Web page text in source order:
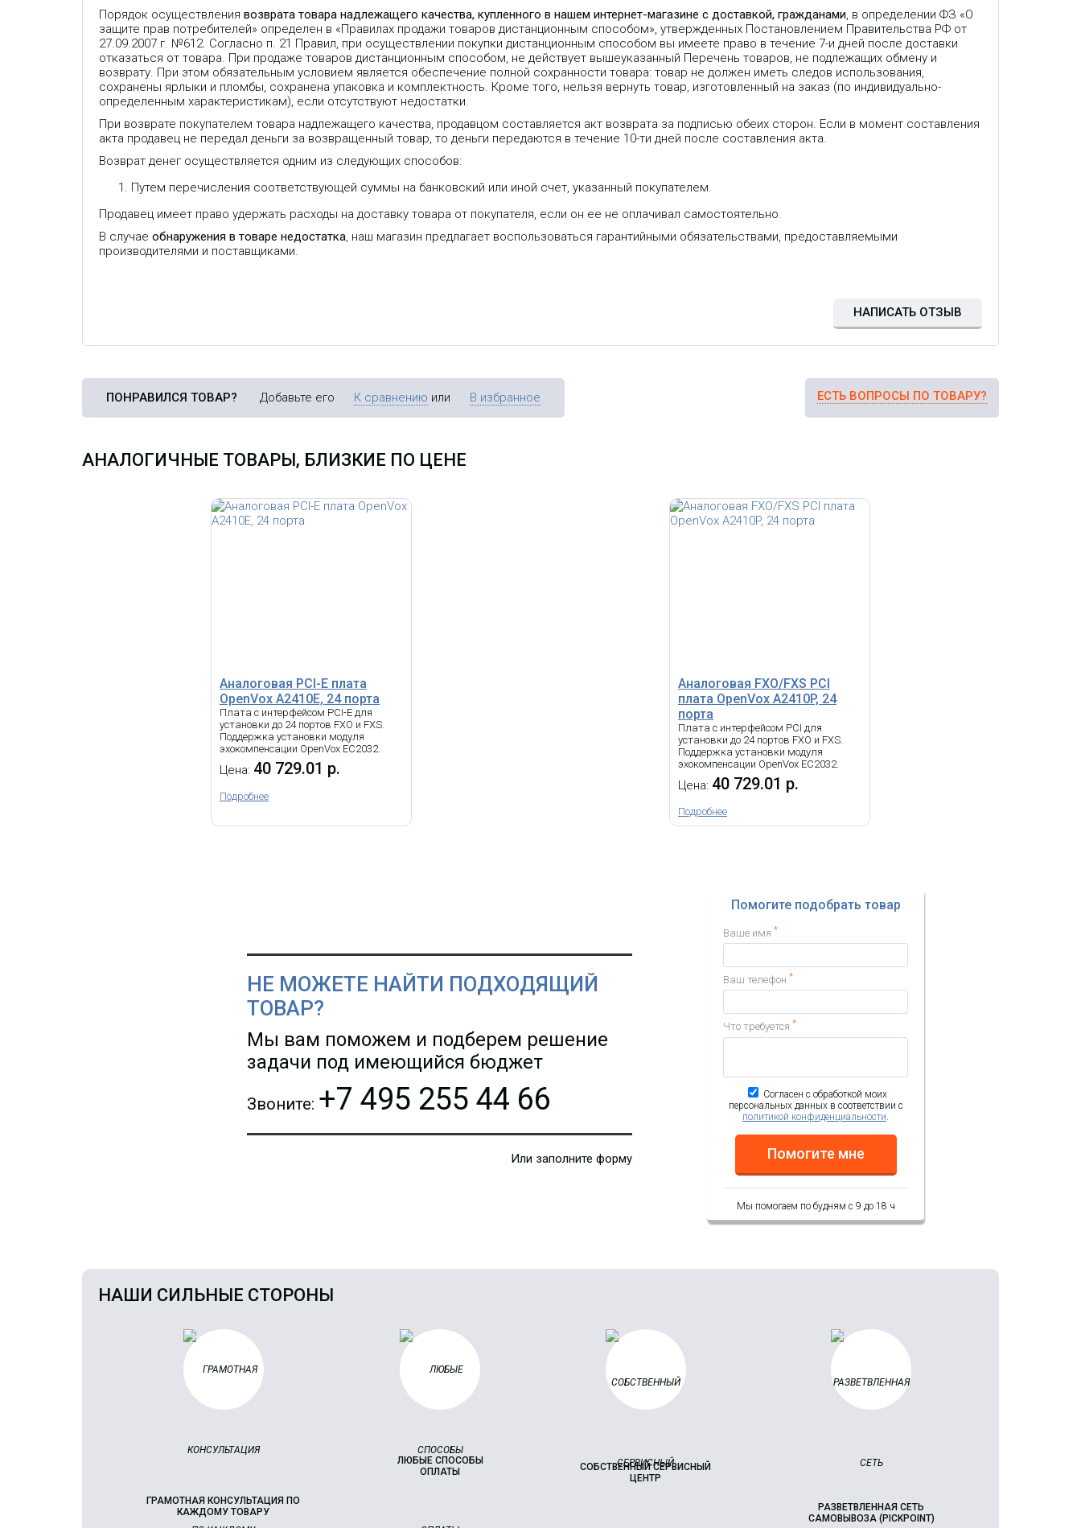
Порядок осуществления возврата товара надлежащего качества, купленного в нашем интернет-магазине с доставкой, гражданами , в определении ФЗ «О
защите прав потребителей» определен в «Правилах продажи товаров дистанционным способом», утвержденных Постановлением Правительства РФ от
27.09.2007 г. №612. Согласно п. 21 Правил, при осуществлении покупки дистанционным способом вы имеете право в течение 7-и дней после доставки
отказаться от товара. При продаже товаров дистанционным способом, не действует вышеуказанный Перечень товаров, не подлежащих обмену и
возврату. При этом обязательным условием является обеспечение полной сохранности товара: товар не должен иметь следов использования,
сохранены ярлыки и пломбы, сохранена упаковка и комплектность. Кроме того, нельзя вернуть товар, изготовленный на заказ (по индивидуально-
определенным характеристикам), если отсутствуют недостатки.
При возврате покупателем товара надлежащего качества, продавцом составляется акт возврата за подписью обеих сторон. Если в момент составления
акта продавец не передал деньги за возвращенный товар, то деньги передаются в течение 10-ти дней после составления акта.
Возврат денег осуществляется одним из следующих способов:
Путем перечисления соответствующей суммы на банковский или иной счет, указанный покупателем.
Продавец имеет право удержать расходы на доставку товара от покупателя, если он ее не оплачивал самостоятельно.
В случае обнаружения в товаре недостатка , наш магазин предлагает воспользоваться гарантийными обязательствами, предоставляемыми
производителями и поставщиками.
НАПИСАТЬ ОТЗЫВ
ПОНРАВИЛСЯ ТОВАР? Добавьте его К сравнению или В избранное ЕСТЬ ВОПРОСЫ ПО ТОВАРУ?
АНАЛОГИЧНЫЕ ТОВАРЫ, БЛИЗКИЕ ПО ЦЕНЕ
Аналоговая PCI-E плата
OpenVox A2410E, 24 порта
Плата с интерфейсом PCI-Е для
установки до 24 портов FXO и FXS.
Поддержка установки модуля
эхокомпенсации OpenVox EC2032.
Цена: 40 729.01 р.
Подробнее
Аналоговая FXO/FXS PCI
плата OpenVox A2410P, 24
порта
Плата с интерфейсом PCI для
установки до 24 портов FXO и FXS.
Поддержка установки модуля
эхокомпенсации OpenVox EC2032.
Цена: 40 729.01 р.
Подробнее
НЕ МОЖЕТЕ НАЙТИ ПОДХОДЯЩИЙ
ТОВАР?
Мы вам поможем и подберем решение
задачи под имеющийся бюджет
Звоните: +7 495 255 44 66
Или заполните форму
Помогите подобрать товар
Ваше имя *
Ваш телефон *
Что требуется *
Согласен с обработкой моих
персональных данных в соответствии с
политикой конфиденциальности
Помогите мне
Мы помогаем по будням с 9 до 18 ч
НАШИ СИЛЬНЫЕ СТОРОНЫ
ГРАМОТНАЯ КОНСУЛЬТАЦИЯ ПО
КАЖДОМУ ТОВАРУ
ЛЮБЫЕ СПОСОБЫ
ОПЛАТЫ
СОБСТВЕННЫЙ СЕРВИСНЫЙ
ЦЕНТР
РАЗВЕТВЛЕННАЯ СЕТЬ
САМОВЫВОЗА (PICKPOINT)